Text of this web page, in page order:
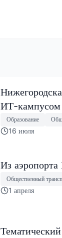
ИТ-кампусом
Образование
16 июля
Из
Общественный
1 апреля